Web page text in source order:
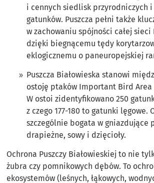
i cennych siedlisk przyrodniczych
gatunków. Puszcza pełni także
w zachowaniu spójności całej sieci
dzięki biegnącemu tędy
eklogicznemu o paneuropejskiej
Puszcza Białowieska stanowi
ostoję ptaków Important Bird Area
W ostoi zidentyfikowano 250
z czego 177-180 to gatunki lęgowe.
szczególnie bogata w gniazdujące
drapieżne, sowy i dzięcioły.
Ochrona Puszczy Białowieskiej to nie
żubra czy pomnikowych dębów. To
ekosystemów (leśnych, łąkowych,